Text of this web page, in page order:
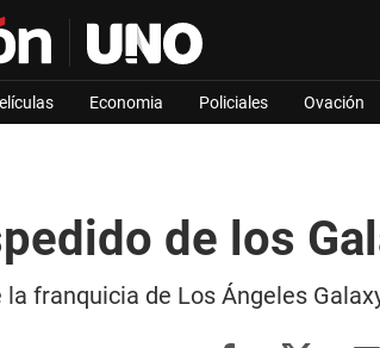
Economia Policiales Ovación
de los
franquicia de Los Ángeles